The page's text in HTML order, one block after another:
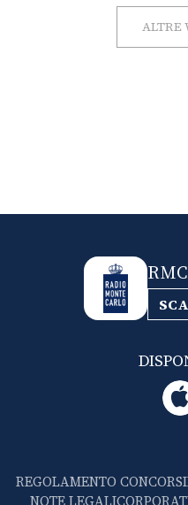
ALTRE
REGOLAMENTO CONCORSI
NOTE LEGALI